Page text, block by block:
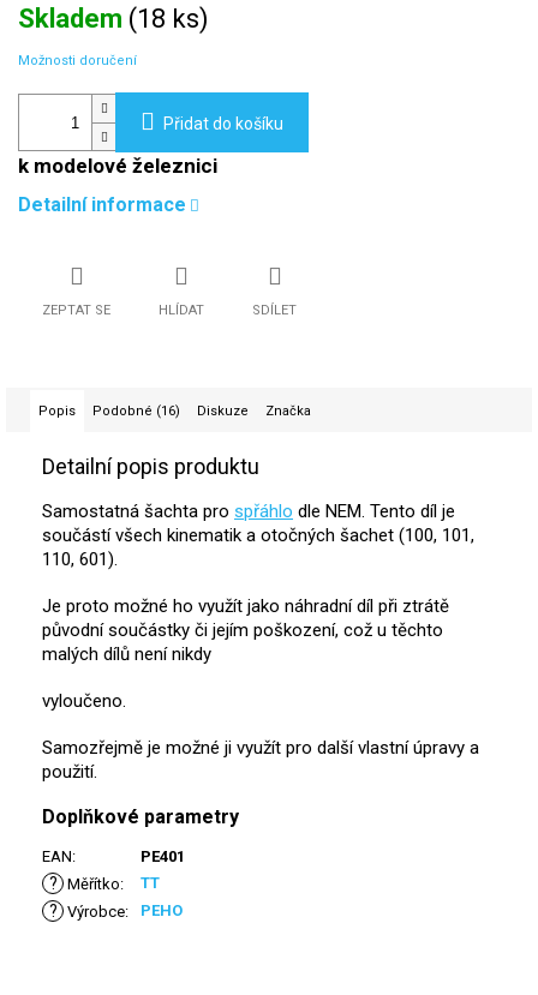
Měrná
cena:
Skladem (18 ks)
Možnosti doručení
Přidat do košíku
k modelové železnici
Detailní informace
ZEPTAT SE HLÍDAT SDÍLET
Popis Podobné (16) Diskuze Značka
Detailní popis produktu
Samostatná šachta pro spřáhlo dle NEM. Tento díl je
součástí všech kinematik a otočných šachet (100, 101,
110, 601).
Je proto možné ho využít jako náhradní díl při ztrátě
původní součástky či jejím poškození, což u těchto
malých dílů není nikdy
vyloučeno.
Samozřejmě je možné ji využít pro další vlastní úpravy a
použití.
Doplňkové parametry
EAN: PE401
? Měřítko: TT
? Výrobce: PEHO